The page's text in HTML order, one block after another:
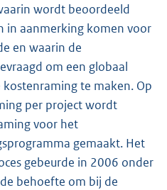
wordt beoordeeld
in aanmerking komen voor
en waarin de
om een globaal
te maken. Op
per project wordt
voor het
gemaakt. Het
gebeurde in 2006 onder
behoefte om bij de